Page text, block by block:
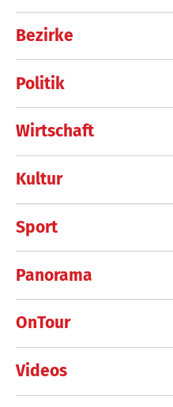
Bezirke
Politik
Wirtschaft
Kultur
Sport
Panorama
OnTour
Videos